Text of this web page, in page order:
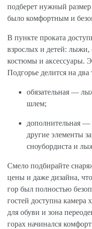
подберет нужный
было комфортным и
В пункте проката
взрослых и детей:
костюмы и аксессуары.
Подгорье делится на два
обязательная —
шлем;
дополнительная —
другие элементы
сноубордиста и
Смело подбирайте
цены и даже дизайна,
гор был полностью
гостей доступна камера
для обуви и зона
горах начинался